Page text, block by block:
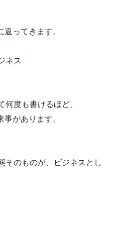
ってきます。
ネス
度も書けるほど、
があります。
そのものが、ビジネスとし